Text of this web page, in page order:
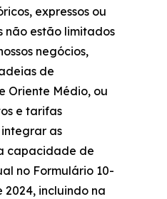
expressos ou
não estão limitados
negócios,
de
Oriente Médio, ou
e tarifas
as
capacidade de
no Formulário 10-
2024, incluindo na